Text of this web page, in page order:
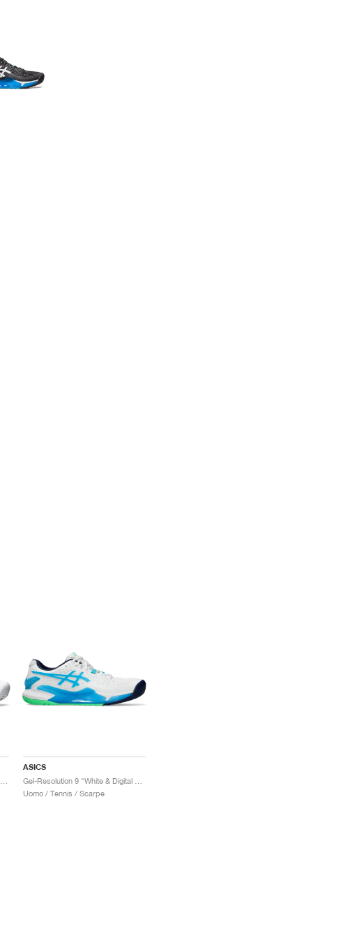
ASICS
Uomo / Tennis / Scarpe